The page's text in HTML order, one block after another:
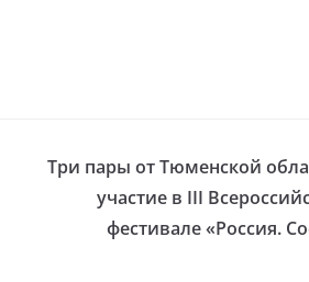
Три пары от Тюменской
участие в III
фестивале «Россия.